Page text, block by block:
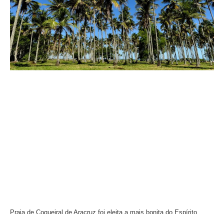
Praia de Coqueiral de Aracruz foi eleita a mais bonita do Espírito